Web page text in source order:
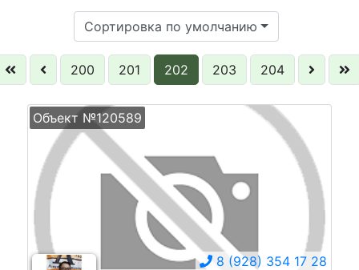
Сортировка по умолчанию
200 201 202 203 204
Объект №120589
8 (928) 354 17 28